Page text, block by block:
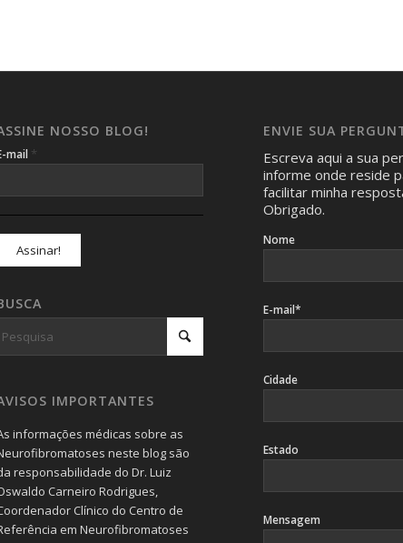
NOSSO BLOG!
mail *
IMPORTANTES
informações médicas sobre as
neste blog são
responsabilidade do Dr. Luiz
Carneiro Rodrigues,
Clínico do Centro de
em Neurofibromatoses
ENVIE SUA
Escreva aqui a sua
informe onde reside
facilitar minha
Obrigado.
Nome
E-mail*
Cidade
Estado
Mensagem